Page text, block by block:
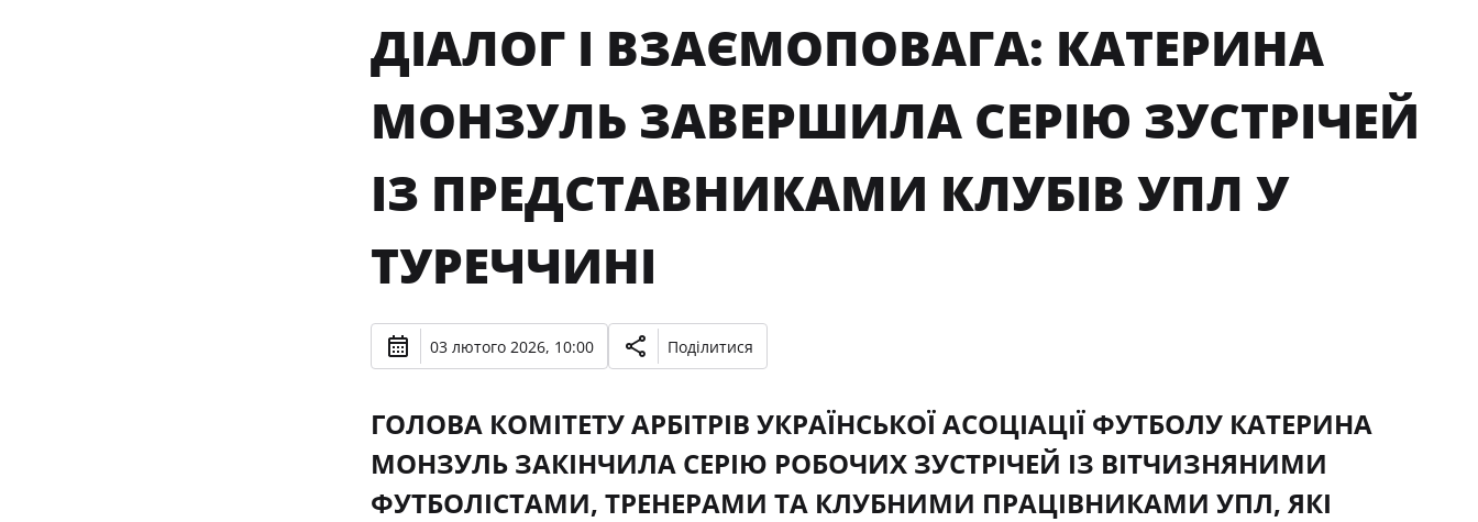
ДІАЛОГ І ВЗАЄМОПОВАГА: КАТЕРИНА
МОНЗУЛЬ ЗАВЕРШИЛА СЕРІЮ ЗУСТРІЧЕЙ
ІЗ ПРЕДСТАВНИКАМИ КЛУБІВ УПЛ У
ТУРЕЧЧИНІ
03 лютого 2026, 10:00 Поділитися
ГОЛОВА КОМІТЕТУ АРБІТРІВ УКРАЇНСЬКОЇ АСОЦІАЦІЇ ФУТБОЛУ КАТЕРИНА
МОНЗУЛЬ ЗАКІНЧИЛА СЕРІЮ РОБОЧИХ ЗУСТРІЧЕЙ ІЗ ВІТЧИЗНЯНИМИ
ФУТБОЛІСТАМИ, ТРЕНЕРАМИ ТА КЛУБНИМИ ПРАЦІВНИКАМИ УПЛ, ЯКІ